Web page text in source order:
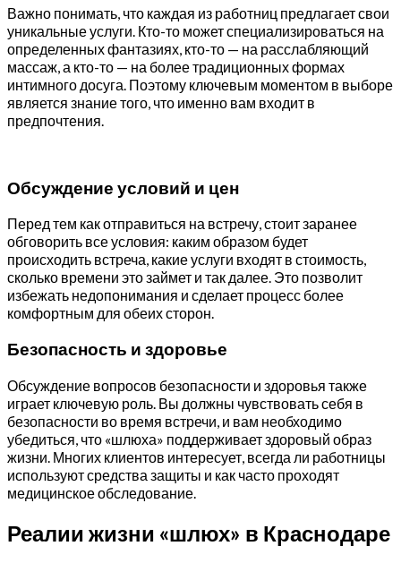
Важно понимать, что каждая из работниц предлагает свои
уникальные услуги. Кто-то может специализироваться на
определенных фантазиях, кто-то — на расслабляющий
массаж, а кто-то — на более традиционных формах
интимного досуга. Поэтому ключевым моментом в выборе
является знание того, что именно вам входит в
предпочтения.
Обсуждение условий и цен
Перед тем как отправиться на встречу, стоит заранее
обговорить все условия: каким образом будет
происходить встреча, какие услуги входят в стоимость,
сколько времени это займет и так далее. Это позволит
избежать недопонимания и сделает процесс более
комфортным для обеих сторон.
Безопасность и здоровье
Обсуждение вопросов безопасности и здоровья также
играет ключевую роль. Вы должны чувствовать себя в
безопасности во время встречи, и вам необходимо
убедиться, что «шлюха» поддерживает здоровый образ
жизни. Многих клиентов интересует, всегда ли работницы
используют средства защиты и как часто проходят
медицинское обследование.
Реалии жизни «шлюх» в Краснодаре